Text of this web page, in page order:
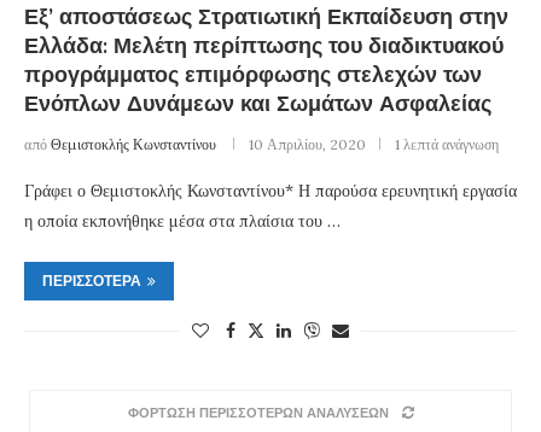
Εξ’ αποστάσεως Στρατιωτική Εκπαίδευση στην
Ελλάδα: Μελέτη περίπτωσης του διαδικτυακού
προγράμματος επιμόρφωσης στελεχών των
Ενόπλων Δυνάμεων και Σωμάτων Ασφαλείας
από Θεμιστοκλής Κωνσταντίνου 10 Απριλίου, 2020 1 λεπτά ανάγνωση
Γράφει ο Θεμιστοκλής Κωνσταντίνου* Η παρούσα ερευνητική εργασία
η οποία εκπονήθηκε μέσα στα πλαίσια του …
ΠΕΡΙΣΣΌΤΕΡΑ
ΦΟΡΤΩΣΗ ΠΕΡΙΣΣΟΤΕΡΩΝ ΑΝΑΛΥΣΕΩΝ